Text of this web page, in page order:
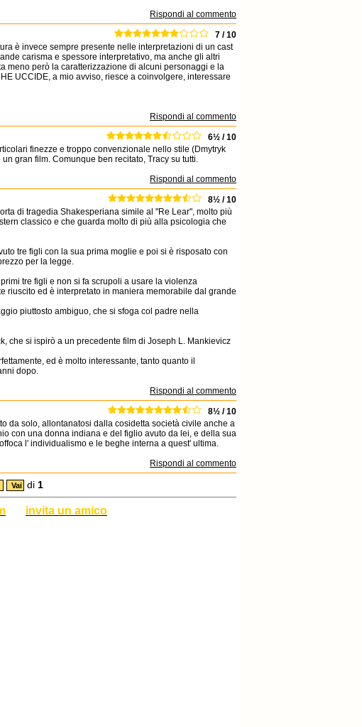
Rispondi al commento
7 / 10
è invece sempre presente nelle interpretazioni di un cast
carisma e spessore interpretativo, ma anche gli altri
meno però la caratterizzazione di alcuni personaggi e la
UCCIDE, a mio avviso, riesce a coinvolgere, interessare
Rispondi al commento
6½ / 10
finezze e troppo convenzionale nello stile (Dmytryk
gran film. Comunque ben recitato, Tracy su tutti.
Rispondi al commento
8½ / 10
di tragedia Shakesperiana simile al "Re Lear", molto più
classico e che guarda molto di più alla psicologia che
tre figli con la sua prima moglie e poi si è risposato con
per la legge.
tre figli e non si fa scrupoli a usare la violenza
riuscito ed è interpretato in maniera memorabile dal grande
piuttosto ambiguo, che si sfoga col padre nella
che si ispirò a un precedente film di Joseph L. Mankievicz
ed è molto interessante, tanto quanto il
dopo.
Rispondi al commento
8½ / 10
da solo, allontanatosi dalla cosidetta società civile anche a
con una donna indiana e del figlio avuto da lei, e della sua
l' individualismo e le beghe interna a quest' ultima.
Rispondi al commento
di 1
invita un amico